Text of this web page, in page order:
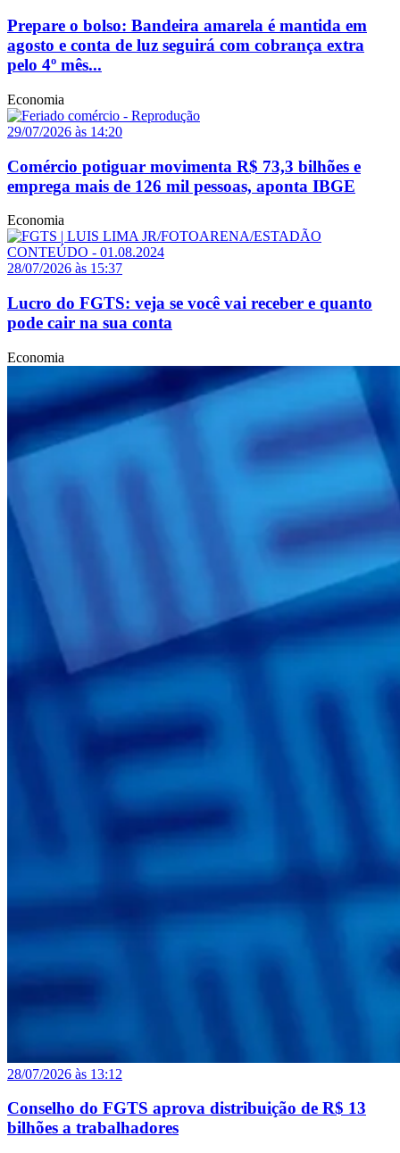
Prepare o bolso: Bandeira amarela é mantida em
agosto e conta de luz seguirá com cobrança extra
pelo 4º mês...
Economia
29/07/2026 às 14:20
Comércio potiguar movimenta R$ 73,3 bilhões e
emprega mais de 126 mil pessoas, aponta IBGE
Economia
28/07/2026 às 15:37
Lucro do FGTS: veja se você vai receber e quanto
pode cair na sua conta
Economia
28/07/2026 às 13:12
Conselho do FGTS aprova distribuição de R$ 13
bilhões a trabalhadores